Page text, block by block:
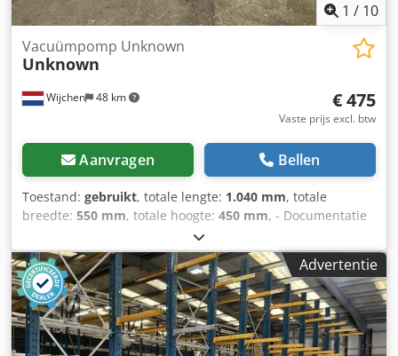
1 / 10
Wijchen 48 km
Vacuümpomp Unknown
Unknown
€ 475
Vaste prijs excl. btw
Aanvragen Bellen
Toestand: gebruikt, totale lengte: 1.040 mm, totale
breedte: 550 mm, totale hoogte: 450 mm, - Documentatie
aanwezig: Nee - CE certificaat aanwezig: Nee -
Transportafmetingen: 1040mm x 550mm x 450mm (l x b x
h) - Transportcolli [st.]: 1 Financiële informatie Djdpfx
Aexm Rgxobljck BTW: De getoonde prijs is exclusief BTW
BTW/marge: BTW verrekenbaar voor ondernemers
Levering en inruil altijd mogelijk van alles in de industriële
sectoren Lukas van Rossum
Advertentie